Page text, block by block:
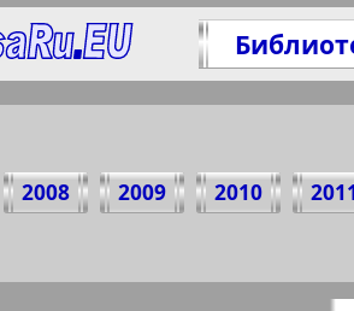
2008 2009 2010
https://